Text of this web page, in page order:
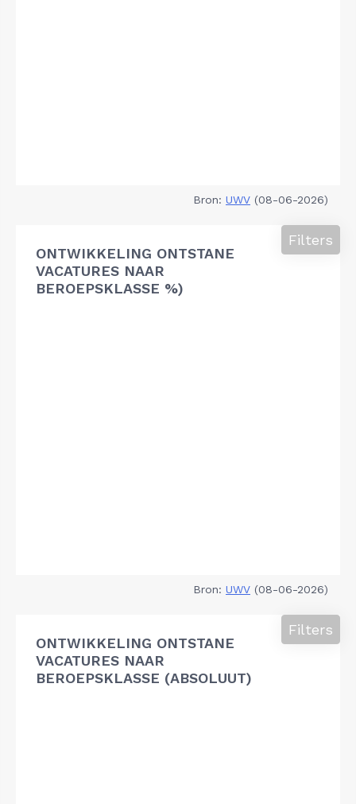
Bron: UWV (08-06-2026)
ONTWIKKELING ONTSTANE
VACATURES NAAR
BEROEPSKLASSE %)
Filters
Bron: UWV (08-06-2026)
ONTWIKKELING ONTSTANE
VACATURES NAAR
BEROEPSKLASSE (ABSOLUUT)
Filters